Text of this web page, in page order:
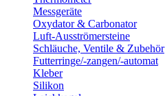
Messgeräte
Oxydator & Carbonator
Luft-Ausströmersteine
Schläuche, Ventile & Zubehör
Futterringe/-zangen/-automat
Kleber
Silikon